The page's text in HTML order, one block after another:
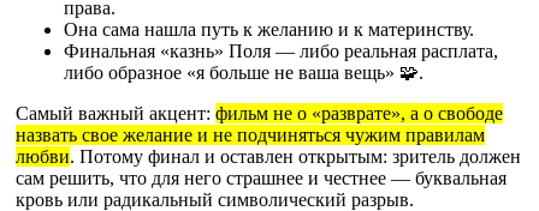
права.
Она сама нашла путь к желанию и к материнству.
Финальная «казнь» Поля — либо реальная расплата,
либо образное «я больше не ваша вещь» 🧩.
Самый важный акцент: фильм не о «разврате», а о свободе
назвать свое желание и не подчиняться чужим правилам
любви. Потому финал и оставлен открытым: зритель должен
сам решить, что для него страшнее и честнее — буквальная
кровь или радикальный символический разрыв.